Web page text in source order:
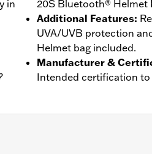
in
20S Bluetooth® Helmet
Additional Features:
UVA/UVB protection
Helmet bag included.
Manufacturer &
Intended certification to